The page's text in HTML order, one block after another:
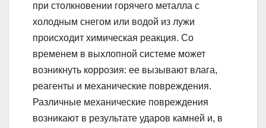
при столкновении горячего металла с
холодным снегом или водой из лужи
происходит химическая реакция. Со
временем в выхлопной системе может
возникнуть коррозия: ее вызывают влага,
реагенты и механические повреждения.
Различные механические повреждения
возникают в результате ударов камней и, в